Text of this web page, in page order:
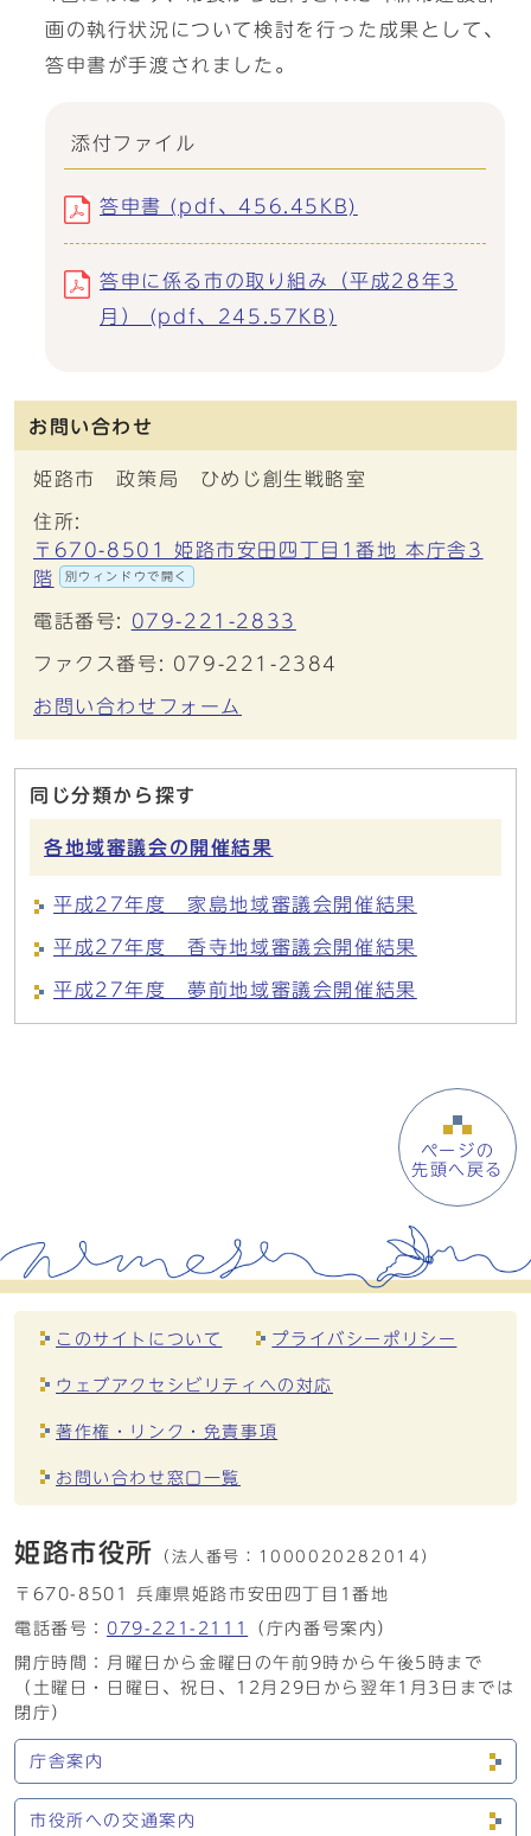
画の執行状況について検討を行った成果として、
答申書が手渡されました。
添付ファイル
答申書 (pdf、456.45KB)
答申に係る市の取り組み（平成28年3
月） (pdf、245.57KB)
お問い合わせ
姫路市 政策局 ひめじ創生戦略室
住所:
〒670-8501 姫路市安田四丁目1番地 本庁舎3
階
別ウィンドウで開く
電話番号: 079-221-2833
ファクス番号: 079-221-2384
お問い合わせフォーム
同じ分類から探す
各地域審議会の開催結果
平成27年度 家島地域審議会開催結果
平成27年度 香寺地域審議会開催結果
平成27年度 夢前地域審議会開催結果
ページの
先頭へ戻る
このサイトについて プライバシーポリシー
ウェブアクセシビリティへの対応
著作権・リンク・免責事項
お問い合わせ窓口一覧
姫路市役所 （法人番号： 1000020282014）
〒670-8501 兵庫県姫路市安田四丁目1番地
電話番号： 079-221-2111
（庁内番号案内）
開庁時間：月曜日から金曜日の午前9時から午後5時まで
（土曜日・日曜日、祝日、12月29日から翌年1月3日までは
閉庁）
庁舎案内
市役所への交通案内